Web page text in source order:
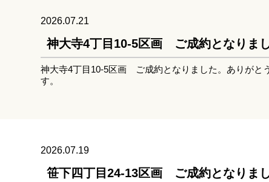
2026.07.21
神大寺4丁目10-5区画 ご成約となりまし
神大寺4丁目10-5区画 ご成約となりました。ありがと
す。
2026.07.19
笹下四丁目24-13区画 ご成約となりまし